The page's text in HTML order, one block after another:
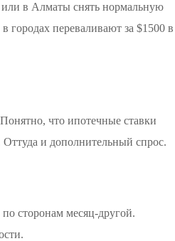
или в Алматы снять нормальную
переваливают за $1500 в
что ипотечные ставки
Оттуда и дополнительный спрос.
сторонам месяц-другой.